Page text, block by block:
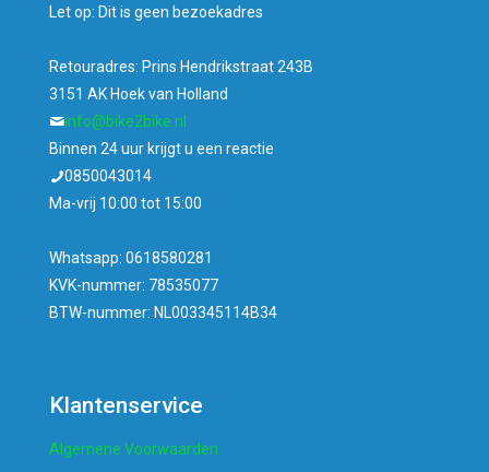
Let op: Dit is geen bezoekadres
Retouradres: Prins Hendrikstraat 243B
3151 AK Hoek van Holland
info@bike2bike.nl
Binnen 24 uur krijgt u een reactie
0850043014
Ma-vrij 10:00 tot 15:00
Whatsapp: 0618580281
KVK-nummer: 78535077
BTW-nummer: NL003345114B34
Klantenservice
Algemene Voorwaarden